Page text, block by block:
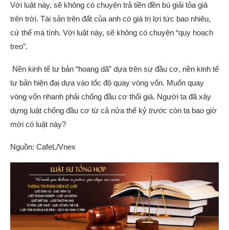
Với luật này, sẽ không có chuyện trả tiền đền bù giải tỏa giá
trên trời. Tài sản trên đất của anh có giá trị lợi tức bao nhiêu,
cứ thế mà tính. Với luật này, sẽ không có chuyện “quy hoạch
treo”.
Nền kinh tế tư bản “hoang dã” dựa trên sự đầu cơ, nền kinh tế
tư bản hiện đại dựa vào tốc độ quay vòng vốn. Muốn quay
vòng vốn nhanh phải chống đầu cơ thổi giá. Người ta đã xây
dựng luật chống đầu cơ từ cả nửa thế kỷ trước còn ta bao giờ
mới có luật này?
Nguồn: CafeL/Vnex